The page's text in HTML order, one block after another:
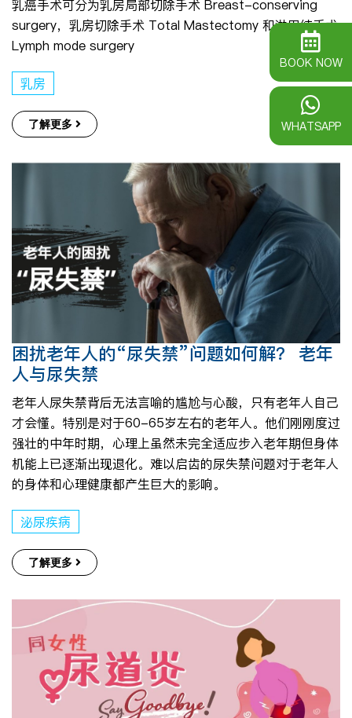
乳癌手术可分为乳房局部切除手术 Breast-conserving
surgery，乳房切除手术 Total Mastectomy 和淋巴结手术
Lymph mode surgery
乳房
了解更多
困扰老年人的“尿失禁”问题如何解？ 老年
人与尿失禁
老年人尿失禁背后无法言喻的尴尬与心酸，只有老年人自己
才会懂。特别是对于60-65岁左右的老年人。他们刚刚度过
强壮的中年时期，心理上虽然未完全适应步入老年期但身体
机能上已逐渐出现退化。难以启齿的尿失禁问题对于老年人
的身体和心理健康都产生巨大的影响。
泌尿疾病
了解更多
BOOK NOW
WHATSAPP